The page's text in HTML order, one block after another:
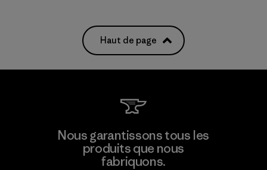
Haut de page
Nous garantissons tous les
produits que nous
fabriquons.